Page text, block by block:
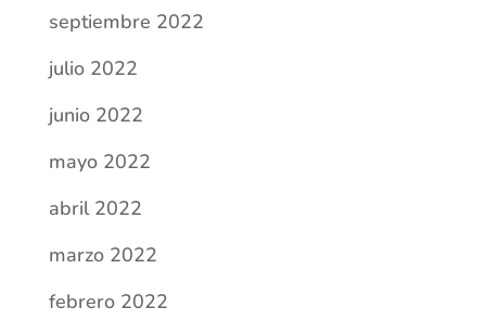
abril 2022
marzo 2022
febrero 2022
noviembre 2021
octubre 2021
septiembre 2021
julio 2021